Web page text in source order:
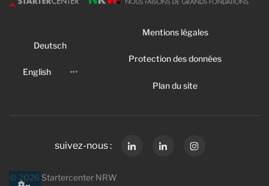
Deutsch
English
Mentions légales
Protection des données
Plan du site
suivez-nous :
© 2026 Startercenter NRW